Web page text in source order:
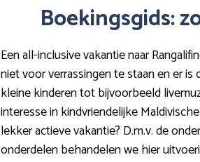
Boekingsgids:
Een all-inclusive vakantie naar
niet voor verrassingen te staan en er
kleine kinderen tot bijvoorbeeld
interesse in kindvriendelijke
lekker actieve vakantie? D.m.v. de
onderdelen behandelen we hier